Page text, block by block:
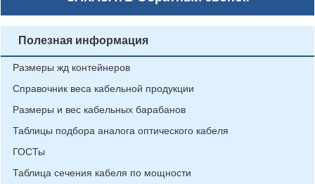
Полезная информация
Размеры жд контейнеров
Справочник веса кабельной продукции
Размеры и вес кабельных барабанов
Таблицы подбора аналога оптического кабеля
ГОСТы
Таблица сечения кабеля по мощности